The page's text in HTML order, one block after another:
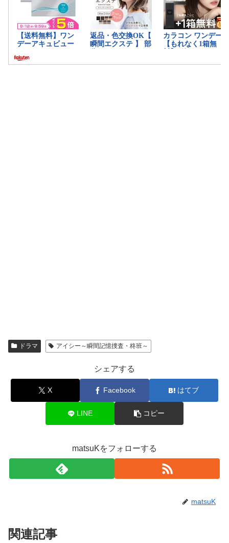
ドラマ アイシー～瞬間記憶捜査・柊班～
シェアする
X Facebook はてブ
LINE コピー
matsuKをフォローする
matsuK
関連記事